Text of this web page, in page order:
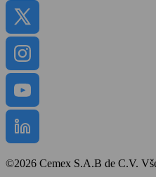
©2026 Cemex S.A.B de C.V.